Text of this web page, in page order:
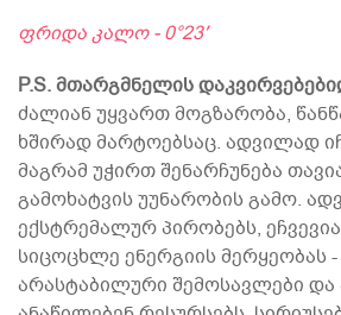
ფრიდა კალო - 0°23′
P.S. მთარგმნელის
ძალიან უყვართ მოგზარობა,
ხშირად მარტოებსაც. ადვილად
მაგრამ უჭირთ შენარჩუნება
გამოხატვის უუნარობის გამო.
ექსტრემალურ პირობებს,
სიცოცხლე ენერგიის მერყეობას
არასტაბილური შემოსავლები